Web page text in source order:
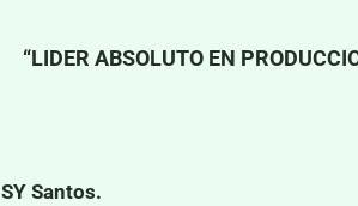
“LIDER ABSOLUTO EN
Santos.